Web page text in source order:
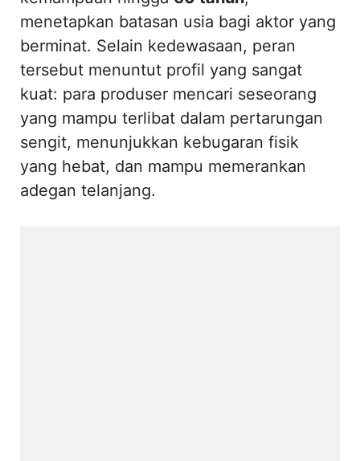
menetapkan batasan usia bagi aktor yang
berminat. Selain kedewasaan, peran
tersebut menuntut profil yang sangat
kuat: para produser mencari seseorang
yang mampu terlibat dalam pertarungan
sengit, menunjukkan kebugaran fisik
yang hebat, dan mampu memerankan
adegan telanjang.